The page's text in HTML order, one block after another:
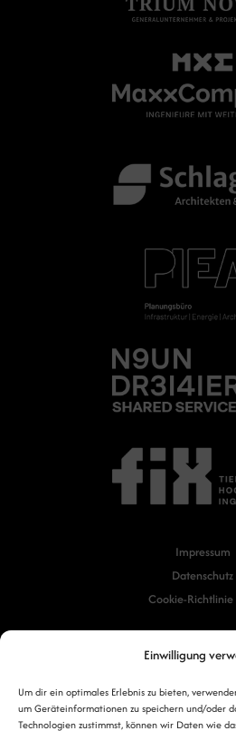
Einwilligung
Um dir ein optimales Erlebnis zu bieten,
um Geräteinformationen zu speichern und/oder
Technologien zustimmst, können wir Daten wie
Impressum
Datenschutz
Cookie-Richtlinie
© 2025 Constructive